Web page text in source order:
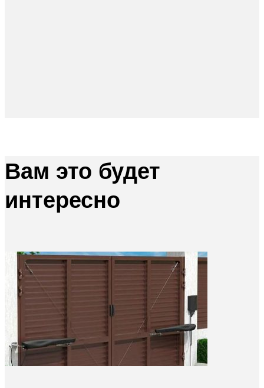
Вам это будет
интересно